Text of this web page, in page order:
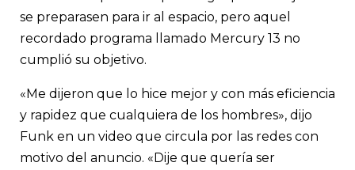
se preparasen para ir al espacio, pero aquel
recordado programa llamado Mercury 13 no
cumplió su objetivo.
«Me dijeron que lo hice mejor y con más eficiencia
y rapidez que cualquiera de los hombres», dijo
Funk en un video que circula por las redes con
motivo del anuncio. «Dije que quería ser